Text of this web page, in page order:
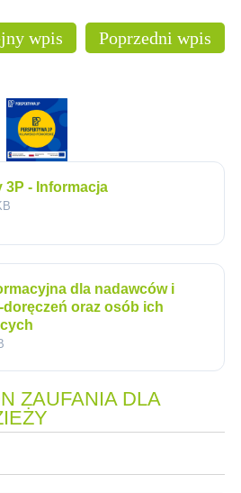
Poprzedni wpis
wpis
3P - Informacja
dla nadawców i
oraz osób ich
ZAUFANIA DLA